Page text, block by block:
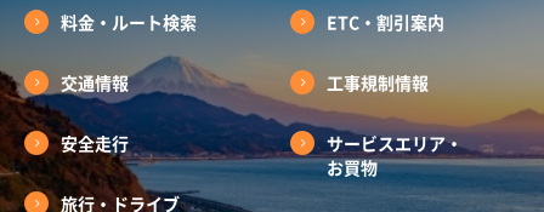
料金・ルート検索 ETC・割引案内
交通情報 工事規制情報
安全走行
サービスエリア・
お買物
旅行・ドライブ